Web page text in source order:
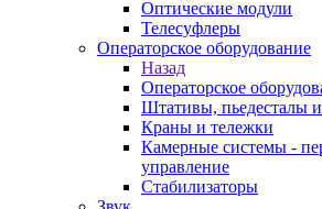
Оптические модули
Телесуфлеры
Операторское оборудование
Назад
Операторское
Штативы, пьедесталы
Краны и тележки
Камерные системы -
управление
Стабилизаторы